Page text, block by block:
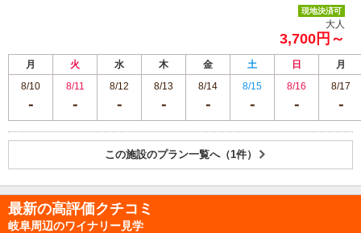
現地決済可
大人
3,700円～
月 火 水 木 金 土 日
月
8/10
8/11 8/12 8/13 8/14 8/15 8/16 8/17
この施設のプラン一覧へ（1件）
最新の高評価クチコミ
岐阜周辺のワイナリー見学